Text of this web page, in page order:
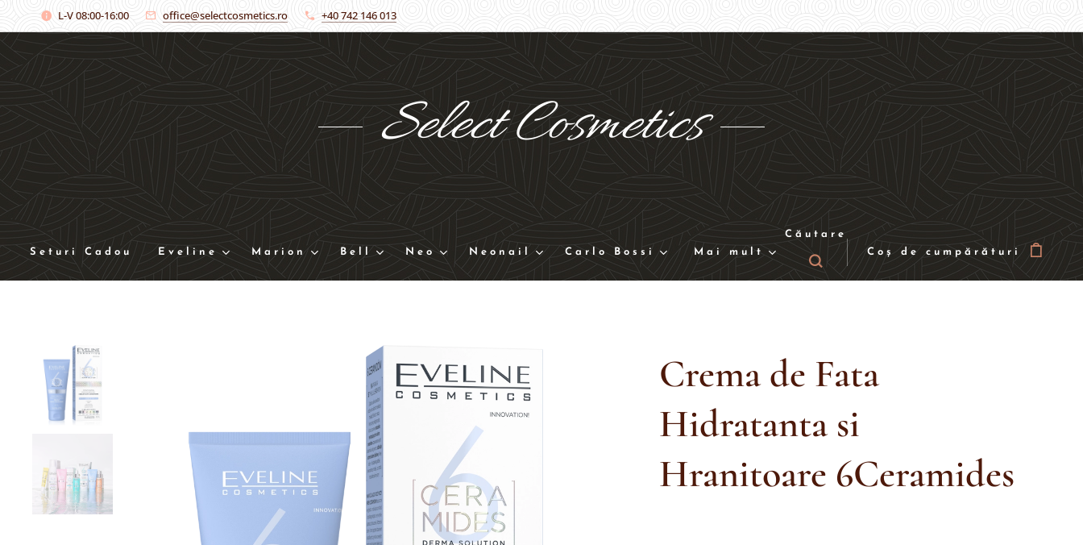
L-V 08:00-16:00 office@selectcosmetics.ro +40 742 146 013
Select Cosmetics
Seturi Cadou Eveline Marion Bell Neo Neonail Carlo Bossi Mai mult
Căutare
Coș de cumpărături
Crema de Fata
Hidratanta si
Hranitoare 6Ceramides